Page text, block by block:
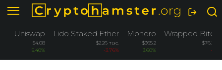
Перейти
содержанию
Uniswap
$4.08
5.40%
Lido Staked Ether
$2.26 тыс.
-3.76%
Monero
$365.2
3.60%
Wrapped
$76.2
-